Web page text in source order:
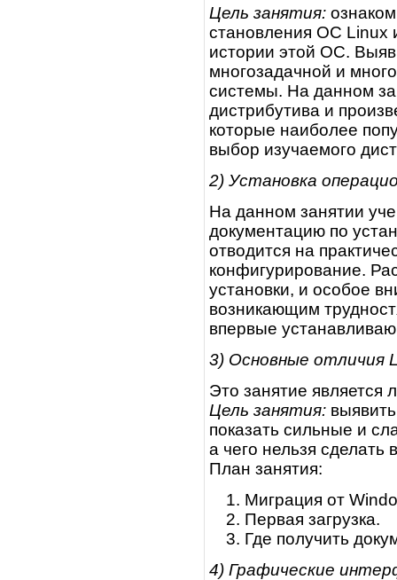
Цель занятия:
становления ОС Linux
истории этой ОС.
многозадачной и
системы. На данном
дистрибутива и
которые наиболее
выбор изучаемого
2) Установка
На данном занятии
документацию по
отводится на
конфигурирование.
установки, и особое
возникающим
впервые
3) Основные отличия
Это занятие является
Цель занятия:
показать сильные и
а чего нельзя сделать
План занятия:
Миграция от
Первая загрузка.
Где получить
4) Графические